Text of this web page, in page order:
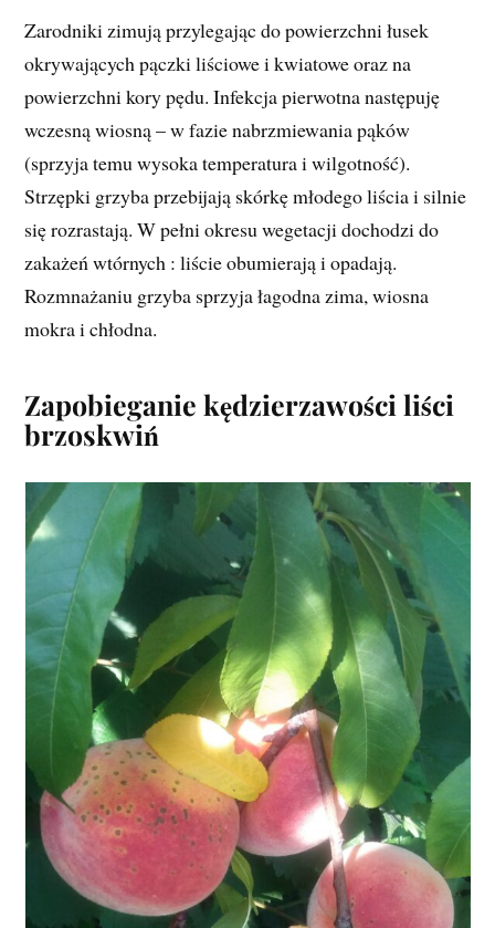
Zarodniki zimują przylegając do powierzchni łusek
okrywających pączki liściowe i kwiatowe oraz na
powierzchni kory pędu. Infekcja pierwotna następuję
wczesną wiosną – w fazie nabrzmiewania pąków
(sprzyja temu wysoka temperatura i wilgotność).
Strzępki grzyba przebijają skórkę młodego liścia i silnie
się rozrastają. W pełni okresu wegetacji dochodzi do
zakażeń wtórnych : liście obumierają i opadają.
Rozmnażaniu grzyba sprzyja łagodna zima, wiosna
mokra i chłodna.
Zapobieganie kędzierzawości liści
brzoskwiń